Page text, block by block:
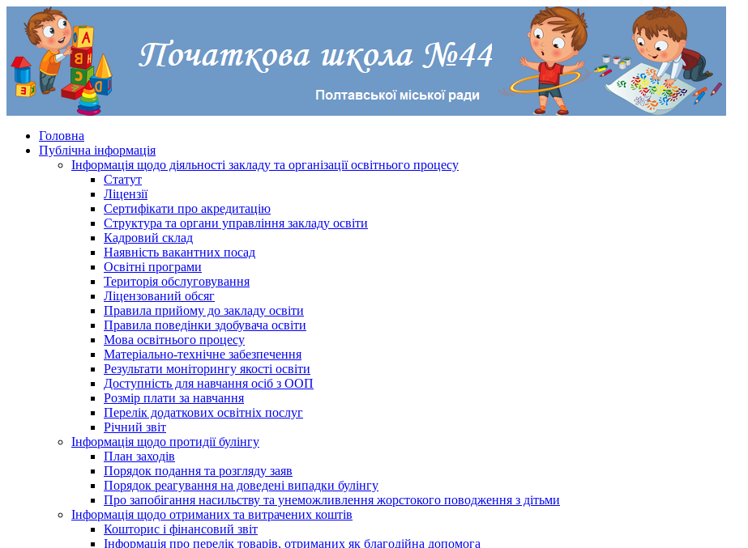
Головна
Публічна інформація
Інформація щодо діяльності закладу та організації освітнього процесу
Статут
Ліцензії
Сертифікати про акредитацію
Структура та органи управління закладу освіти
Кадровий склад
Наявність вакантних посад
Освітні програми
Територія обслуговування
Ліцензований обсяг
Правила прийому до закладу освіти
Правила поведінки здобувача освіти
Мова освітнього процесу
Матеріально-технічне забезпечення
Результати моніторингу якості освіти
Доступність для навчання осіб з ООП
Розмір плати за навчання
Перелік додаткових освітніх послуг
Річний звіт
Інформація щодо протидії булінгу
План заходів
Порядок подання та розгляду заяв
Порядок реагування на доведені випадки булінгу
Про запобігання насильству та унеможливлення жорстокого поводження з дітьми
Інформація щодо отриманих та витрачених коштів
Кошторис і фінансовий звіт
Інформація про перелік товарів, отриманих як благодійна допомога